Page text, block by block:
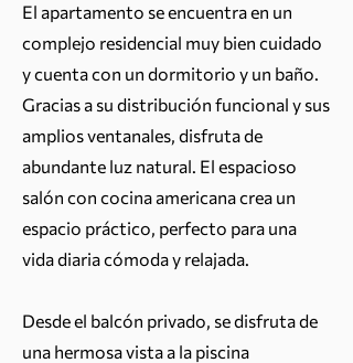
El apartamento se encuentra en un
complejo residencial muy bien cuidado
y cuenta con un dormitorio y un baño.
Gracias a su distribución funcional y sus
amplios ventanales, disfruta de
abundante luz natural. El espacioso
salón con cocina americana crea un
espacio práctico, perfecto para una
vida diaria cómoda y relajada.
Desde el balcón privado, se disfruta de
una hermosa vista a la piscina